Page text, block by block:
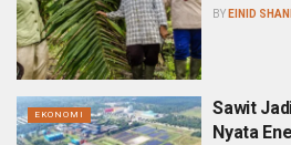
BY EINID
EKONOMI
Sawit
Nyata